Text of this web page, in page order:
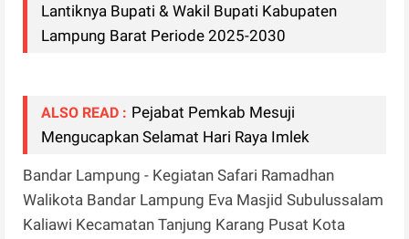
Lantiknya Bupati & Wakil Bupati Kabupaten
Lampung Barat Periode 2025-2030
ALSO READ : Pejabat Pemkab Mesuji
Mengucapkan Selamat Hari Raya Imlek
Bandar Lampung - Kegiatan Safari Ramadhan
Walikota Bandar Lampung Eva Masjid Subulussalam
Kaliawi Kecamatan Tanjung Karang Pusat Kota